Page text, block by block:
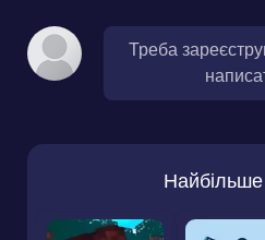
Треба
Найбільше